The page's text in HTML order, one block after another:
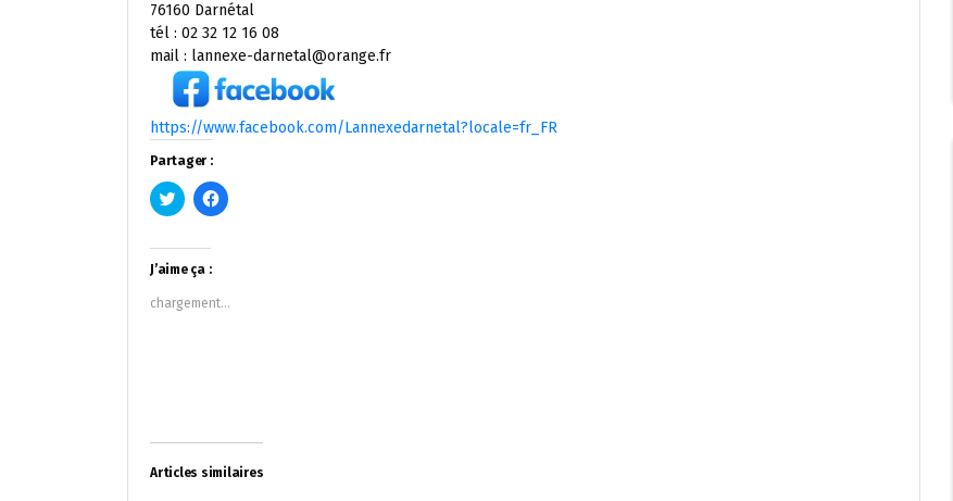
76160 Darnétal
tél : 02 32 12 16 08
mail : lannexe-darnetal@orange.fr
https://www.facebook.com/Lannexedarnetal?locale=fr_FR
Partager :
Cliquez
pour
Twitter(ouvre
dans
une
nouvelle
fenêtre)
Cliquez
pour
fenêtre)
J’aime ça :
chargement…
Articles similaires